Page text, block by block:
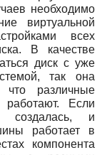
необходимо
виртуальной
всех
В качестве
диск с уже
так она
что различные
работают. Если
создалась, и
работает в
компонента